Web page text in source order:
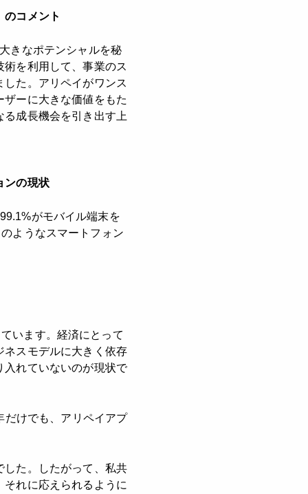
のコメント
きなポテンシャルを秘
を利用して、事業のス
た。アリペイがワンス
ーに大きな価値をもた
成長機会を引き出す上
ンの現状
がモバイル端末を
ようなスマートフォン
います。経済にとって
ネスモデルに大きく依存
入れていないのが現状で
だけでも、アリペイアプ
した。したがって、私共
れに応えられるように